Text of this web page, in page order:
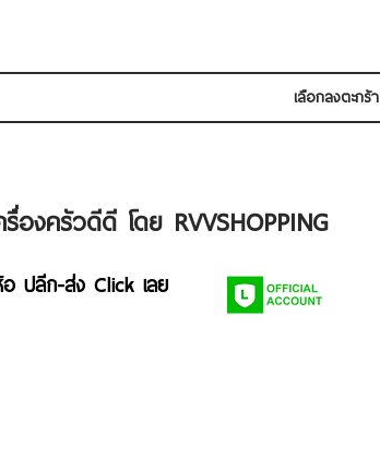
เลือกลงตะกร้า
รื่องครัวดีดี โดย RVVSHOPPING
ปลีก-ส่ง Click เลย